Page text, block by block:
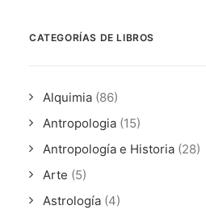
CATEGORÍAS DE LIBROS
Alquimia (86)
Antropologia (15)
Antropología e Historia (28)
Arte (5)
Astrología (4)